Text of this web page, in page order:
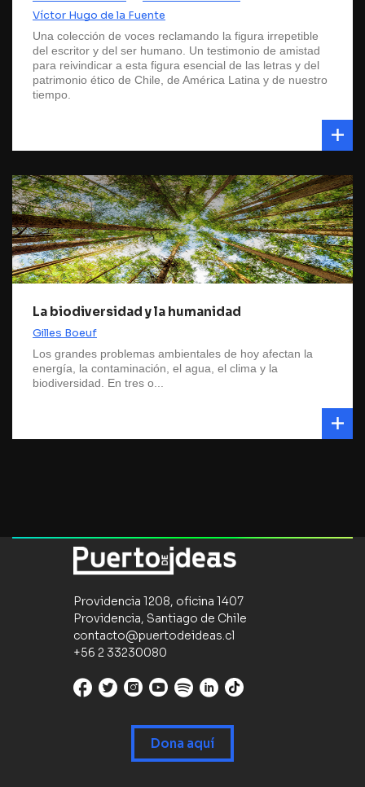
Víctor Hugo de la Fuente
Una colección de voces reclamando la figura irrepetible
del escritor y del ser humano. Un testimonio de amistad
para reivindicar a esta figura esencial de las letras y del
patrimonio ético de Chile, de América Latina y de nuestro
tiempo.
La biodiversidad y la humanidad
Gilles Boeuf
Los grandes problemas ambientales de hoy afectan la
energía, la contaminación, el agua, el clima y la
biodiversidad. En tres o...
Providencia 1208, oficina 1407
Providencia, Santiago de Chile
contacto@puertodeideas.cl
+56 2 33230080
Dona aquí